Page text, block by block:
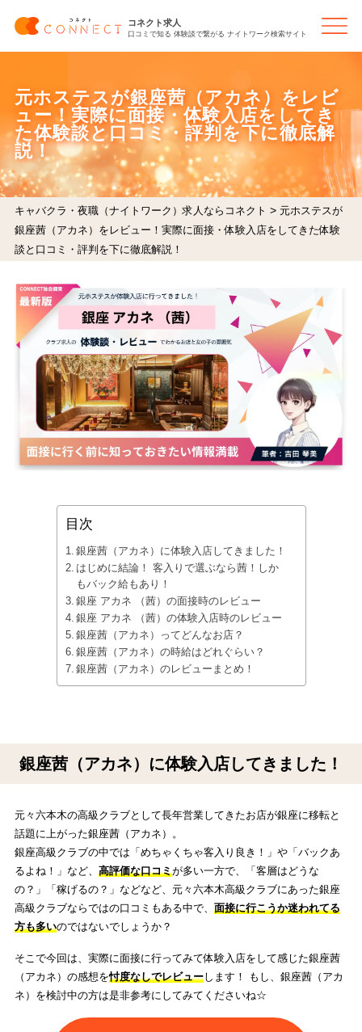
コネクト求人
口コミで知る 体験談で繋がる ナイトワーク検索サイト
元ホステスが銀座茜（アカネ）をレビ
ュー！実際に面接・体験入店をしてき
た体験談と口コミ・評判を下に徹底解
説！
キャバクラ・夜職（ナイトワーク）求人ならコネクト > 元ホステスが
銀座茜（アカネ）をレビュー！実際に面接・体験入店をしてきた体験
談と口コミ・評判を下に徹底解説！
目次
銀座茜（アカネ）に体験入店してきました！
はじめに結論！ 客入りで選ぶなら茜！しか
もバック給もあり！
銀座 アカネ （茜）の面接時のレビュー
銀座 アカネ （茜）の体験入店時のレビュー
銀座茜（アカネ）ってどんなお店？
銀座茜（アカネ）の時給はどれぐらい？
銀座茜（アカネ）のレビューまとめ！
銀座茜（アカネ）に体験入店してきました！
元々六本木の高級クラブとして長年営業してきたお店が銀座に移転と
話題に上がった銀座茜（アカネ）。
銀座高級クラブの中では「めちゃくちゃ客入り良き！」や「バックあ
るよね！」など、 高評価な口コミが多い一方で、「客層はどうな
の？」「稼げるの？」などなど、元々六本木高級クラブにあった銀座
高級クラブならではの口コミもある中で、 面接に行こうか迷われてる
方も多いのではないでしょうか？
そこで今回は、実際に面接に行ってみて体験入店をして感じた銀座茜
（アカネ）の感想を忖度なしでレビューします！ もし、銀座茜（アカ
ネ）を検討中の方は是非参考にしてみてくださいね☆